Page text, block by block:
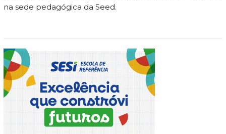
na sede pedagógica da Seed.